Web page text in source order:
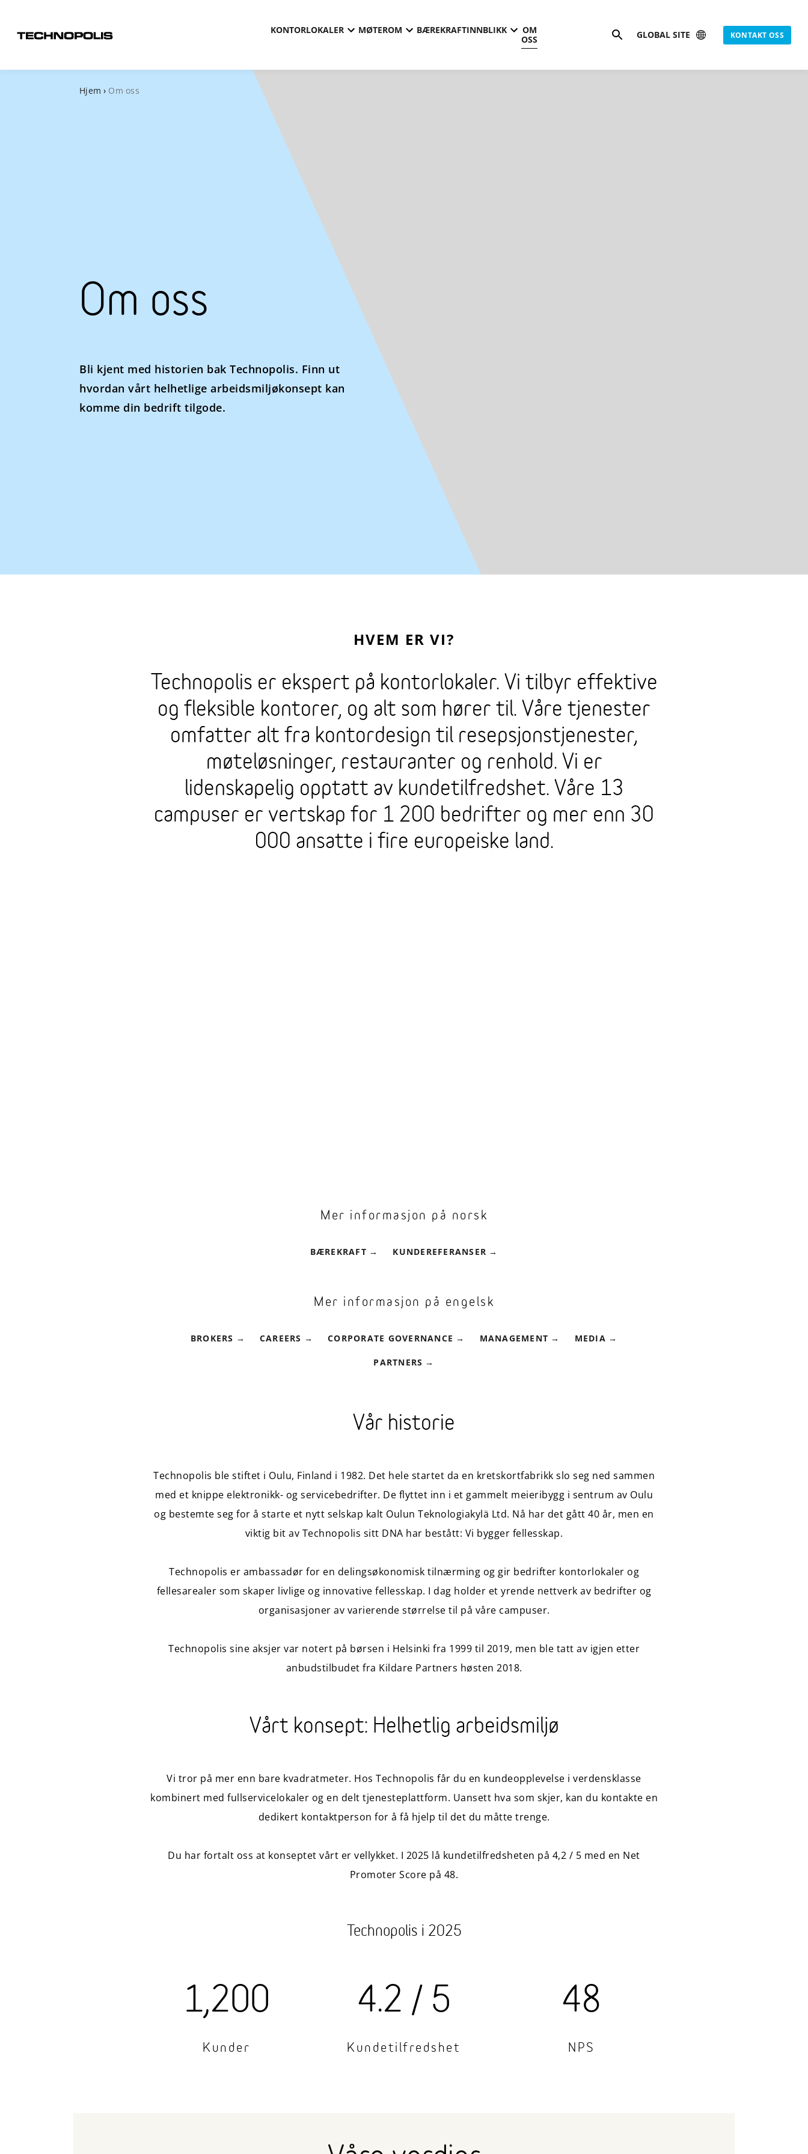
KONTORLOKALER MØTEROM BÆREKRAFTINNBLIKK
OM
OSS
Søk GLOBAL SITE KONTAKT OSS
Hjem › Om oss
Om oss
Bli kjent med historien bak Technopolis. Finn ut
hvordan vårt helhetlige arbeidsmiljøkonsept kan
komme din bedrift tilgode.
HVEM ER VI?
Technopolis er ekspert på kontorlokaler. Vi tilbyr effektive
og fleksible kontorer, og alt som hører til. Våre tjenester
omfatter alt fra kontordesign til resepsjonstjenester,
møteløsninger, restauranter og renhold. Vi er
lidenskapelig opptatt av kundetilfredshet. Våre 13
campuser er vertskap for 1 200 bedrifter og mer enn 30
000 ansatte i fire europeiske land.
Mer informasjon på norsk
BÆREKRAFT KUNDEREFERANSER
Mer informasjon på engelsk
BROKERS CAREERS CORPORATE GOVERNANCE MANAGEMENT MEDIA
PARTNERS
Vår historie
Technopolis ble stiftet i Oulu, Finland i 1982. Det hele startet da en kretskortfabrikk slo seg ned sammen
med et knippe elektronikk- og servicebedrifter. De flyttet inn i et gammelt meieribygg i sentrum av Oulu
og bestemte seg for å starte et nytt selskap kalt Oulun Teknologiakylä Ltd. Nå har det gått 40 år, men en
viktig bit av Technopolis sitt DNA har bestått: Vi bygger fellesskap.
Technopolis er ambassadør for en delingsøkonomisk tilnærming og gir bedrifter kontorlokaler og
fellesarealer som skaper livlige og innovative fellesskap. I dag holder et yrende nettverk av bedrifter og
organisasjoner av varierende størrelse til på våre campuser.
Technopolis sine aksjer var notert på børsen i Helsinki fra 1999 til 2019, men ble tatt av igjen etter
anbudstilbudet fra Kildare Partners høsten 2018.
Vårt konsept: Helhetlig arbeidsmiljø
Vi tror på mer enn bare kvadratmeter. Hos Technopolis får du en kundeopplevelse i verdensklasse
kombinert med fullservicelokaler og en delt tjenesteplattform. Uansett hva som skjer, kan du kontakte en
dedikert kontaktperson for å få hjelp til det du måtte trenge.
Du har fortalt oss at konseptet vårt er vellykket. I 2025 lå kundetilfredsheten på 4,2 / 5 med en Net
Promoter Score på 48.
Technopolis i 2025
1,200
Kunder
4.2 / 5
Kundetilfredshet
48
NPS